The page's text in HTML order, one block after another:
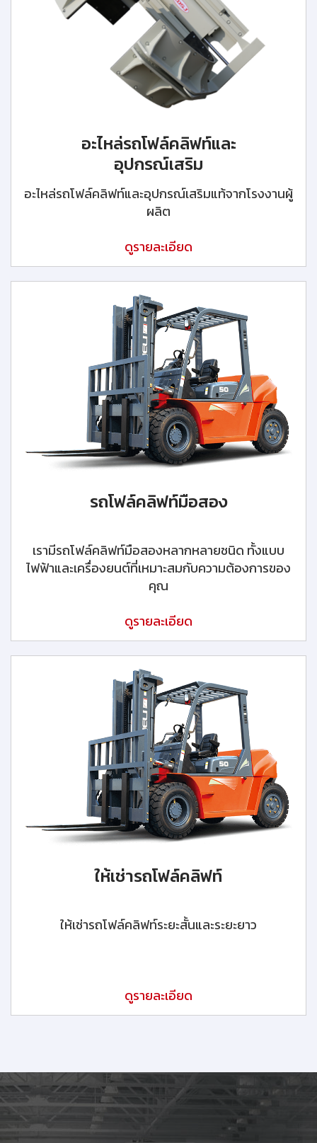
อะไหล่รถโฟล์คลิฟท์และ
อุปกรณ์เสริม
อะไหล่รถโฟล์คลิฟท์และอุปกรณ์เสริมแท้จากโรงงานผู้
ผลิต
ดูรายละเอียด
รถโฟล์คลิฟท์มือสอง
เรามีรถโฟล์คลิฟท์มือสองหลากหลายชนิด ทั้งแบบ
ไฟฟ้าและเครื่องยนต์ที่เหมาะสมกับความต้องการของ
คุณ
ดูรายละเอียด
ให้เช่ารถโฟล์คลิฟท์
ให้เช่ารถโฟล์คลิฟท์ระยะสั้นและระยะยาว
ดูรายละเอียด